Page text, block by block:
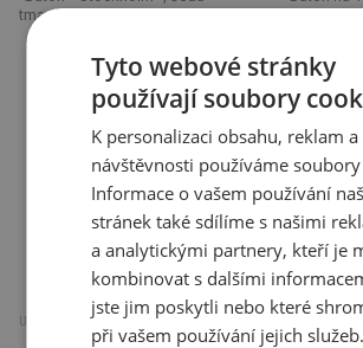
tmavá"
U partnera 2377 ks
z 16 oz.
Tyto webové stránky
používají soubory
K personalizaci obsahu, reklam a
návštěvnosti používáme
Informace o vašem používání
stránek také sdílíme s našimi
a analytickými partnery, kteří je
kombinovat s dalšími
jste jim poskytli nebo které
při vašem používání jejich